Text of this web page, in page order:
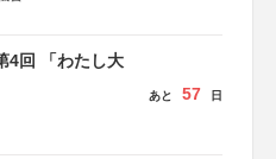
4回 「わたし大
あと 57 日